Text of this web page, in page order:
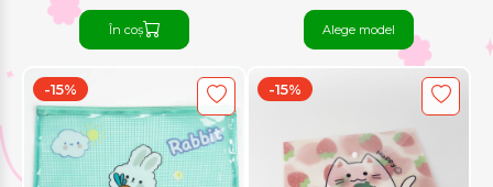
În coș Alege model
-15% -15%